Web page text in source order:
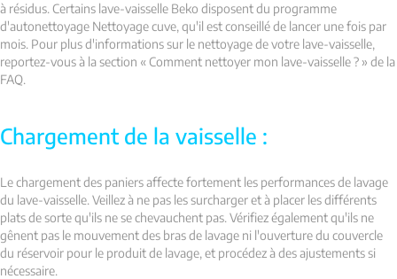
à résidus. Certains lave-vaisselle Beko disposent du programme
d'autonettoyage Nettoyage cuve, qu'il est conseillé de lancer une fois par
mois. Pour plus d'informations sur le nettoyage de votre lave-vaisselle,
reportez-vous à la section « Comment nettoyer mon lave-vaisselle ? » de la
FAQ.
Chargement de la vaisselle :
Le chargement des paniers affecte fortement les performances de lavage
du lave-vaisselle. Veillez à ne pas les surcharger et à placer les différents
plats de sorte qu'ils ne se chevauchent pas. Vérifiez également qu'ils ne
gênent pas le mouvement des bras de lavage ni l'ouverture du couvercle
du réservoir pour le produit de lavage, et procédez à des ajustements si
nécessaire.